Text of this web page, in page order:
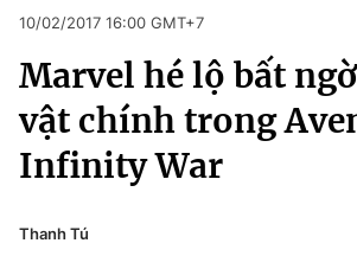
Chuyên mục
Chính trị
Xã hội
Pháp luật
Pháp luật
Kinh tế
Thể thao
Truyền hình
Văn hóa - Giải trí
10/02/2017 16:00 GMT+7
Marvel hé lộ bất
vật chính trong
Infinity War
Thanh Tú